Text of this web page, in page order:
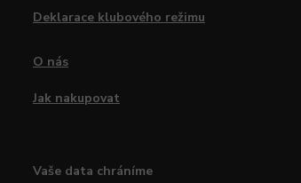
Deklarace klubového režimu
O nás
Jak nakupovat
Vaše data chráníme